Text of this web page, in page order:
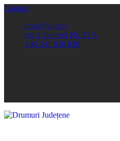
Contact
press@djct.ro
Str. Celulozei Nr. 15 A
+40 241 630 696